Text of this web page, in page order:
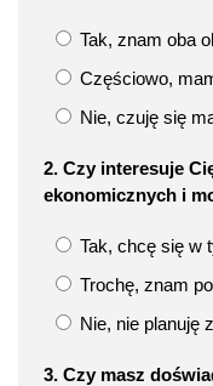
Tak, znam oba
Częściowo,
Nie, czuję się
2. Czy interesuje
ekonomicznych i
Tak, chcę się w
Trochę, znam
Nie, nie planuję
3. Czy masz